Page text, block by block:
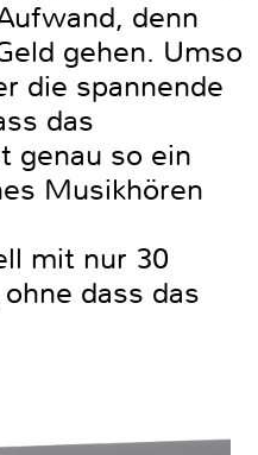
denn
gehen. Umso
die spannende
das
genau so ein
Musikhören
mit nur 30
dass das